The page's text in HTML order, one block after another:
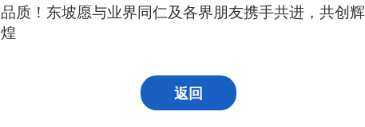
品质！东坡愿与业界同仁及各界朋友携手共进，共创辉
煌
返回